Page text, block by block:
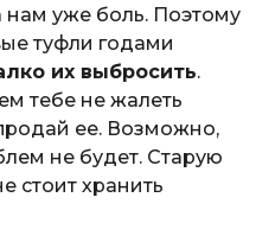
нам уже боль. Поэтому
туфли годами
их выбросить.
тебе не жалеть
ее. Возможно,
не будет. Старую
стоит хранить